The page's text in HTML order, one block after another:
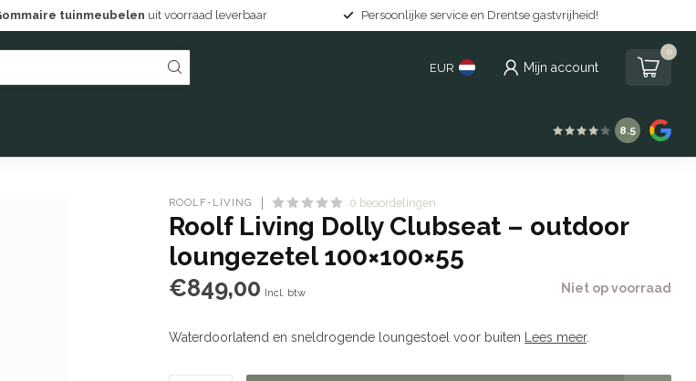
Persoonlijke service en Drentse gastvrijheid! Gratis levering in Nederland vanaf €150
EUR Mijn account
0
8.5
ROOLF-LIVING 0 beoordelingen
Roolf Living Dolly Clubseat – outdoor
loungezetel 100×100×55
€849,00 Incl. btw Niet op voorraad
Waterdoorlatend en sneldrogende loungestoel voor buiten Lees meer.